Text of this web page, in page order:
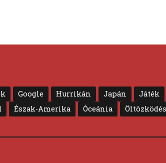
Google Hurrikán Japán Játék
Észak-Amerika Óceánia Öltözködés